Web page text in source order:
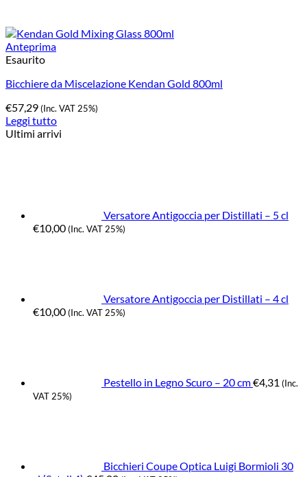
Anteprima
Esaurito
Bicchiere da Miscelazione Kendan Gold 800ml
€57,29(Inc. VAT 25%)
Leggi tutto
Ultimi arrivi
Versatore Antigoccia per Distillati – 5 cl
€10,00(Inc. VAT 25%)
Versatore Antigoccia per Distillati – 4 cl
€10,00(Inc. VAT 25%)
Pestello in Legno Scuro – 20 cm€4,31 (Inc.
VAT 25%)
Bicchieri Coupe Optica Luigi Bormioli 30